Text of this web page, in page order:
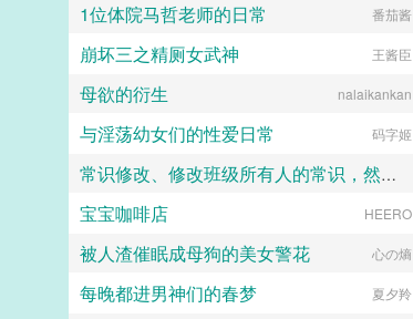
1位体院马哲老师的日常 番茄酱
崩坏三之精厕女武神 王酱臣
母欲的衍生 nalaikankan
与淫荡幼女们的性爱日常 码字姬
常识修改、修改班级所有人的常识，然后给他们发布淫荡班级作业
你的性癖手册
宝宝咖啡店 HEERO
被人渣催眠成母狗的美女警花 心の熵
每晚都进男神们的春梦 夏夕羚